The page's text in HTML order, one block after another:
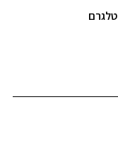
טלגרם